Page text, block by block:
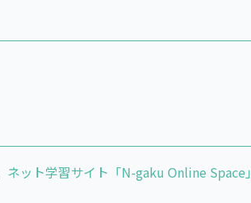
ネット学習サイト「N-gaku Online Space」